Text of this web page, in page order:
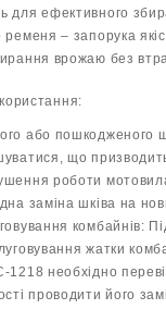
для ефективного
ременя – запорука
врожаю без
або пошкодженого
що
роботи
заміна шківа на
комбайнів:
жатки
необхідно
проводити його